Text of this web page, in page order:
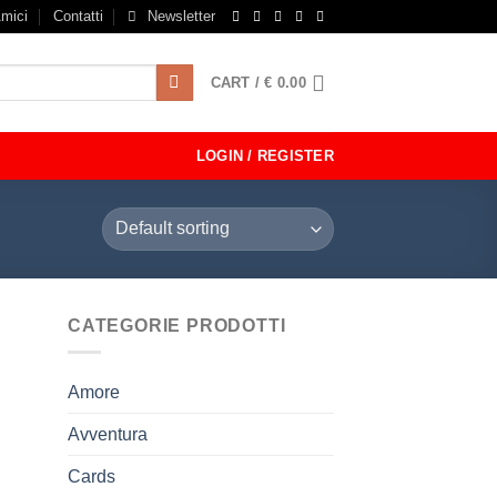
Contatti Newsletter
CART /€ 0.00
LOGIN / REGISTER
CATEGORIE PRODOTTI
Amore
Avventura
Cards